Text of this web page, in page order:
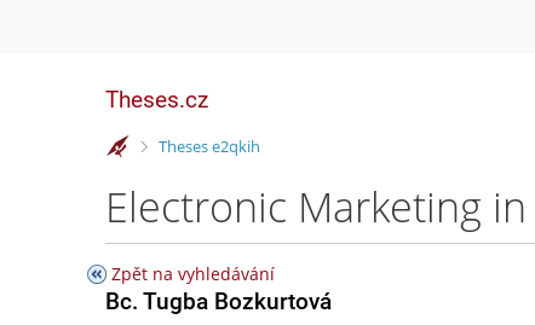
Theses.cz
>
Theses e2qkih
Electronic Marketing
Zpět na vyhledávání
Bc. Tugba Bozkurtová